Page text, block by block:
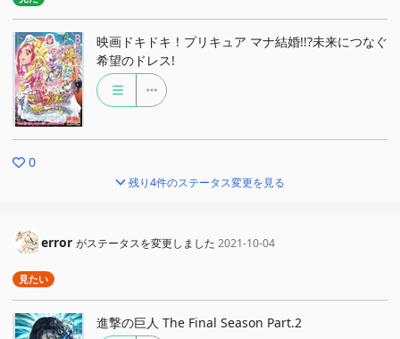
映画ドキドキ！プリキュア マナ結婚!!?未来につなぐ
希望のドレス!
0
残り4件のステータス変更を見る
error がステータスを変更しました 2021-10-04
見たい
進撃の巨人 The Final Season Part.2